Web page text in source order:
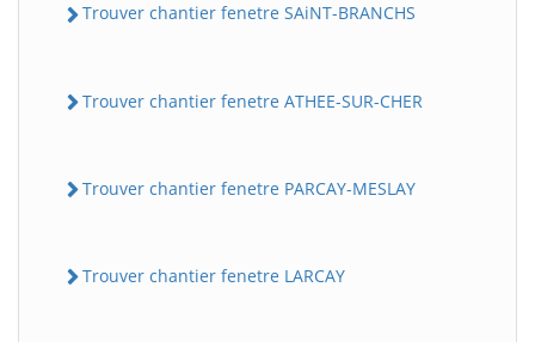
Trouver chantier fenetre SAiNT-BRANCHS
Trouver chantier fenetre ATHEE-SUR-CHER
Trouver chantier fenetre PARCAY-MESLAY
Trouver chantier fenetre LARCAY